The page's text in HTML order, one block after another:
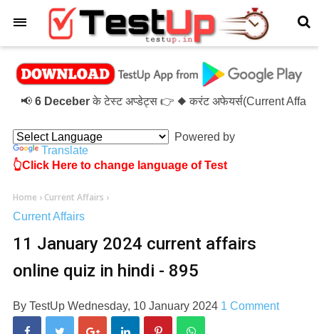
6 Deceberके टेस्ट अप्डेट्स 👉 ◆ करंट अफेयर्स(Current Affairs)-
Powered by
Translate
👆Click Here to change language of Test
Home › Current Affairs ›
Current Affairs
11 January 2024 current affairs
online quiz in hindi - 895
By TestUp Wednesday, 10 January 2024 1 Comment